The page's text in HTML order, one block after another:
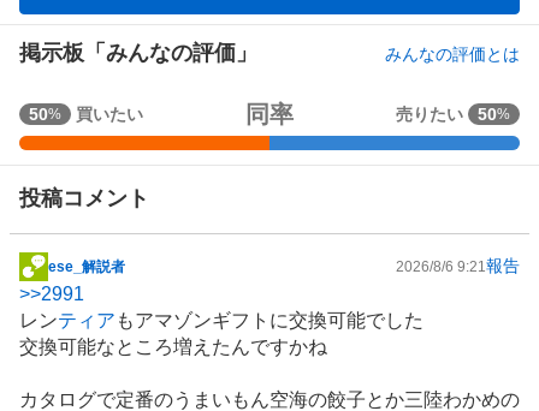
板
掲示板「みんなの評価」 みんなの評価とは
強
く
買
い
た
い
5
0
%
、
い
50% 買いたい 同率 売りたい 50%
投稿コメント
掲
示
板
記
ese_解説者 2026/8/6 9:21 報告
>>2991
レンティア もアマゾンギフトに交換可能でした
交換可能なところ増えたんですかね
カタログで定番のうまいもん空海の餃子とか三陸わかめの